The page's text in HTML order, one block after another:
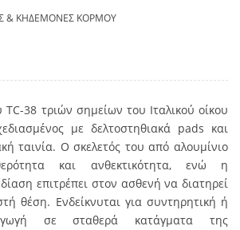
& ΚΗΔΕΜΌΝΕΣ ΚΟΡΜΟΎ
38 τριών σημείων του Ιταλικού οίκου
με δελτοστηθιακά pads και
ταινία. Ο σκελετός του από αλουμίνιο
και ανθεκτικότητα, ενώ η
επιτρέπει στον ασθενή να διατηρεί
θέση. Ενδείκνυται για συντηρητική ή
αγωγή σε σταθερά κατάγματα της